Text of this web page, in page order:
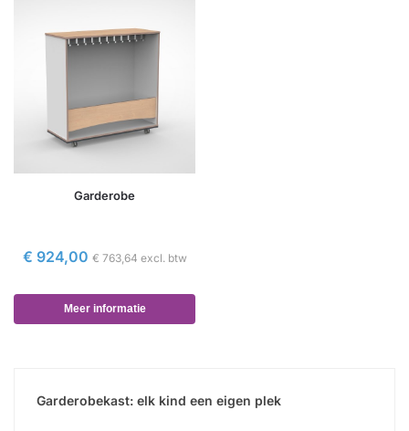
Garderobe
€ 924,00 € 763,64 excl. btw
Meer informatie
Garderobekast: elk kind een eigen plek